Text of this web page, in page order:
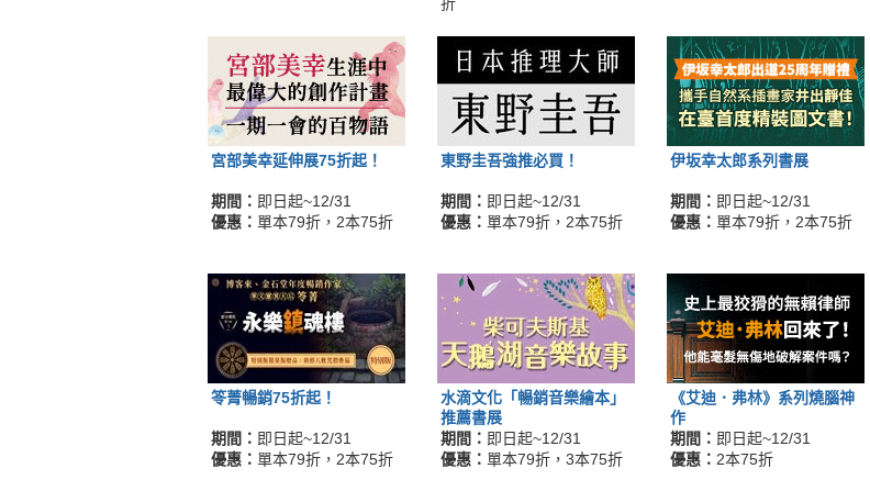
折
宮部美幸延伸展75折起！
期間： 即日起~12/31
優惠： 單本79折，2本75折
東野圭吾強推必買！
期間： 即日起~12/31
優惠： 單本79折，2本75折
伊坂幸太郎系列書展
期間： 即日起~12/31
優惠： 單本79折，2本75折
笭菁暢銷75折起！
期間： 即日起~12/31
優惠： 單本79折，2本75折
水滴文化「暢銷音樂繪本」
推薦書展
期間： 即日起~12/31
優惠： 單本79折，3本75折
《艾迪．弗林》系列燒腦神
作
期間： 即日起~12/31
優惠： 2本75折